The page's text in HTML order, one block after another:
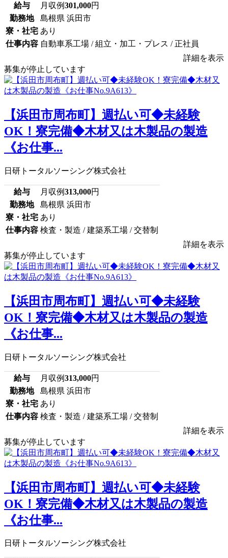
給与 月収例301,000円
勤務地
島根県 浜田市
寮・社宅 あり
仕事内容 自動車系工場 / 組立・加工・プレス / 正社員
詳細を表示
募集が停止しています
【浜田市周布町】週払い可◆未経験
OK！寮完備◆木材又は木製品の製造
《お仕事...
日研トータルソーシング株式会社
給与 月収例313,000円
勤務地
島根県 浜田市
寮・社宅 あり
仕事内容 検査・製造 / 建築系工場 / 交替制
詳細を表示
募集が停止しています
【浜田市周布町】週払い可◆未経験
OK！寮完備◆木材又は木製品の製造
《お仕事...
日研トータルソーシング株式会社
給与 月収例313,000円
勤務地
島根県 浜田市
寮・社宅 あり
仕事内容 検査・製造 / 建築系工場 / 交替制
詳細を表示
募集が停止しています
【浜田市周布町】週払い可◆未経験
OK！寮完備◆木材又は木製品の製造
《お仕事...
日研トータルソーシング株式会社